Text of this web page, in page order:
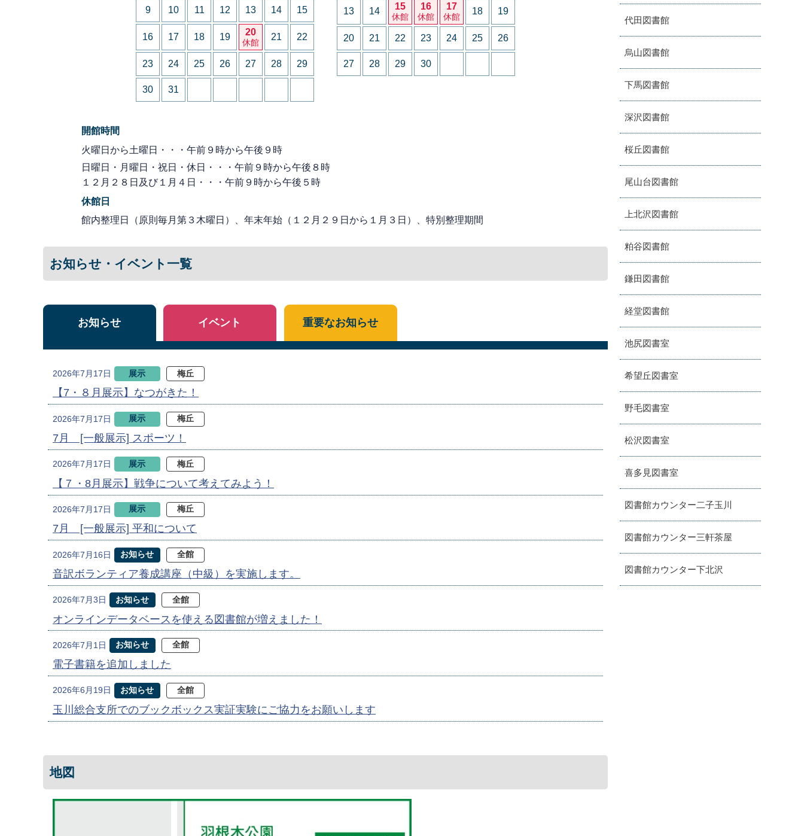
9 10 11 12 13 14 15
16 17 18 19 20
休館
21 22
23 24 25 26 27 28 29
30 31
13 14 15
休館
16
休館
17
休館
18 19
20 21 22 23 24 25 26
27 28 29 30
開館時間
火曜日から土曜日・・・午前９時から午後９時
日曜日・月曜日・祝日・休日・・・午前９時から午後８時
１２月２８日及び１月４日・・・午前９時から午後５時
休館日
館内整理日（原則毎月第３木曜日）、年末年始（１２月２９日から１月３日）、特別整理期間
お知らせ・イベント一覧
お知らせ
2026年7月17日 展示 梅丘
【7・８月展示】なつがきた！
2026年7月17日 展示 梅丘
7月 [一般展示] スポーツ！
2026年7月17日 展示 梅丘
【７・8月展示】戦争について考えてみよう！
2026年7月17日 展示 梅丘
7月 [一般展示] 平和について
2026年7月16日 お知らせ 全館
音訳ボランティア養成講座（中級）を実施します。
2026年7月3日 お知らせ 全館
オンラインデータベースを使える図書館が増えました！
2026年7月1日 お知らせ 全館
電子書籍を追加しました
2026年6月19日 お知らせ 全館
玉川総合支所でのブックボックス実証実験にご協力をお願いします
イベント 重要なお知らせ
地図
代田図書館
烏山図書館
下馬図書館
深沢図書館
桜丘図書館
尾山台図書館
上北沢図書館
粕谷図書館
鎌田図書館
経堂図書館
池尻図書室
希望丘図書室
野毛図書室
松沢図書室
喜多見図書室
図書館カウンター二子玉川
図書館カウンター三軒茶屋
図書館カウンター下北沢